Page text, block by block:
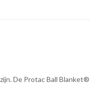
De Protac Ball